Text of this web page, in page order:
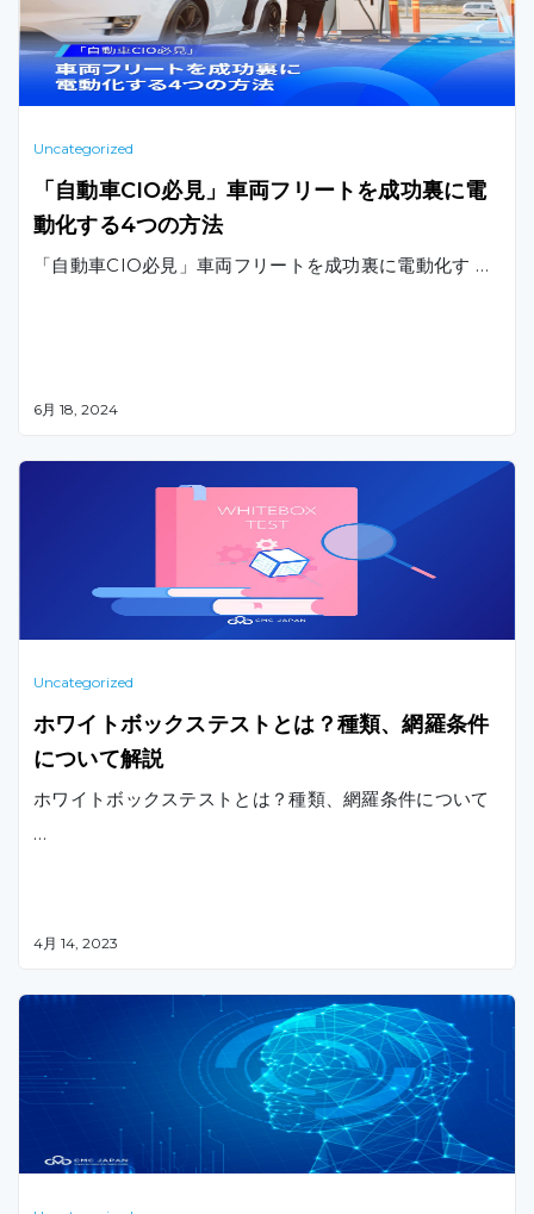
Uncategorized
「自動車CIO必見」車両フリートを成功裏に電
動化する4つの方法
「自動車CIO必見」車両フリートを成功裏に電動化す …
6月 18, 2024
Uncategorized
ホワイトボックステストとは？種類、網羅条件
について解説
ホワイトボックステストとは？種類、網羅条件について
…
4月 14, 2023